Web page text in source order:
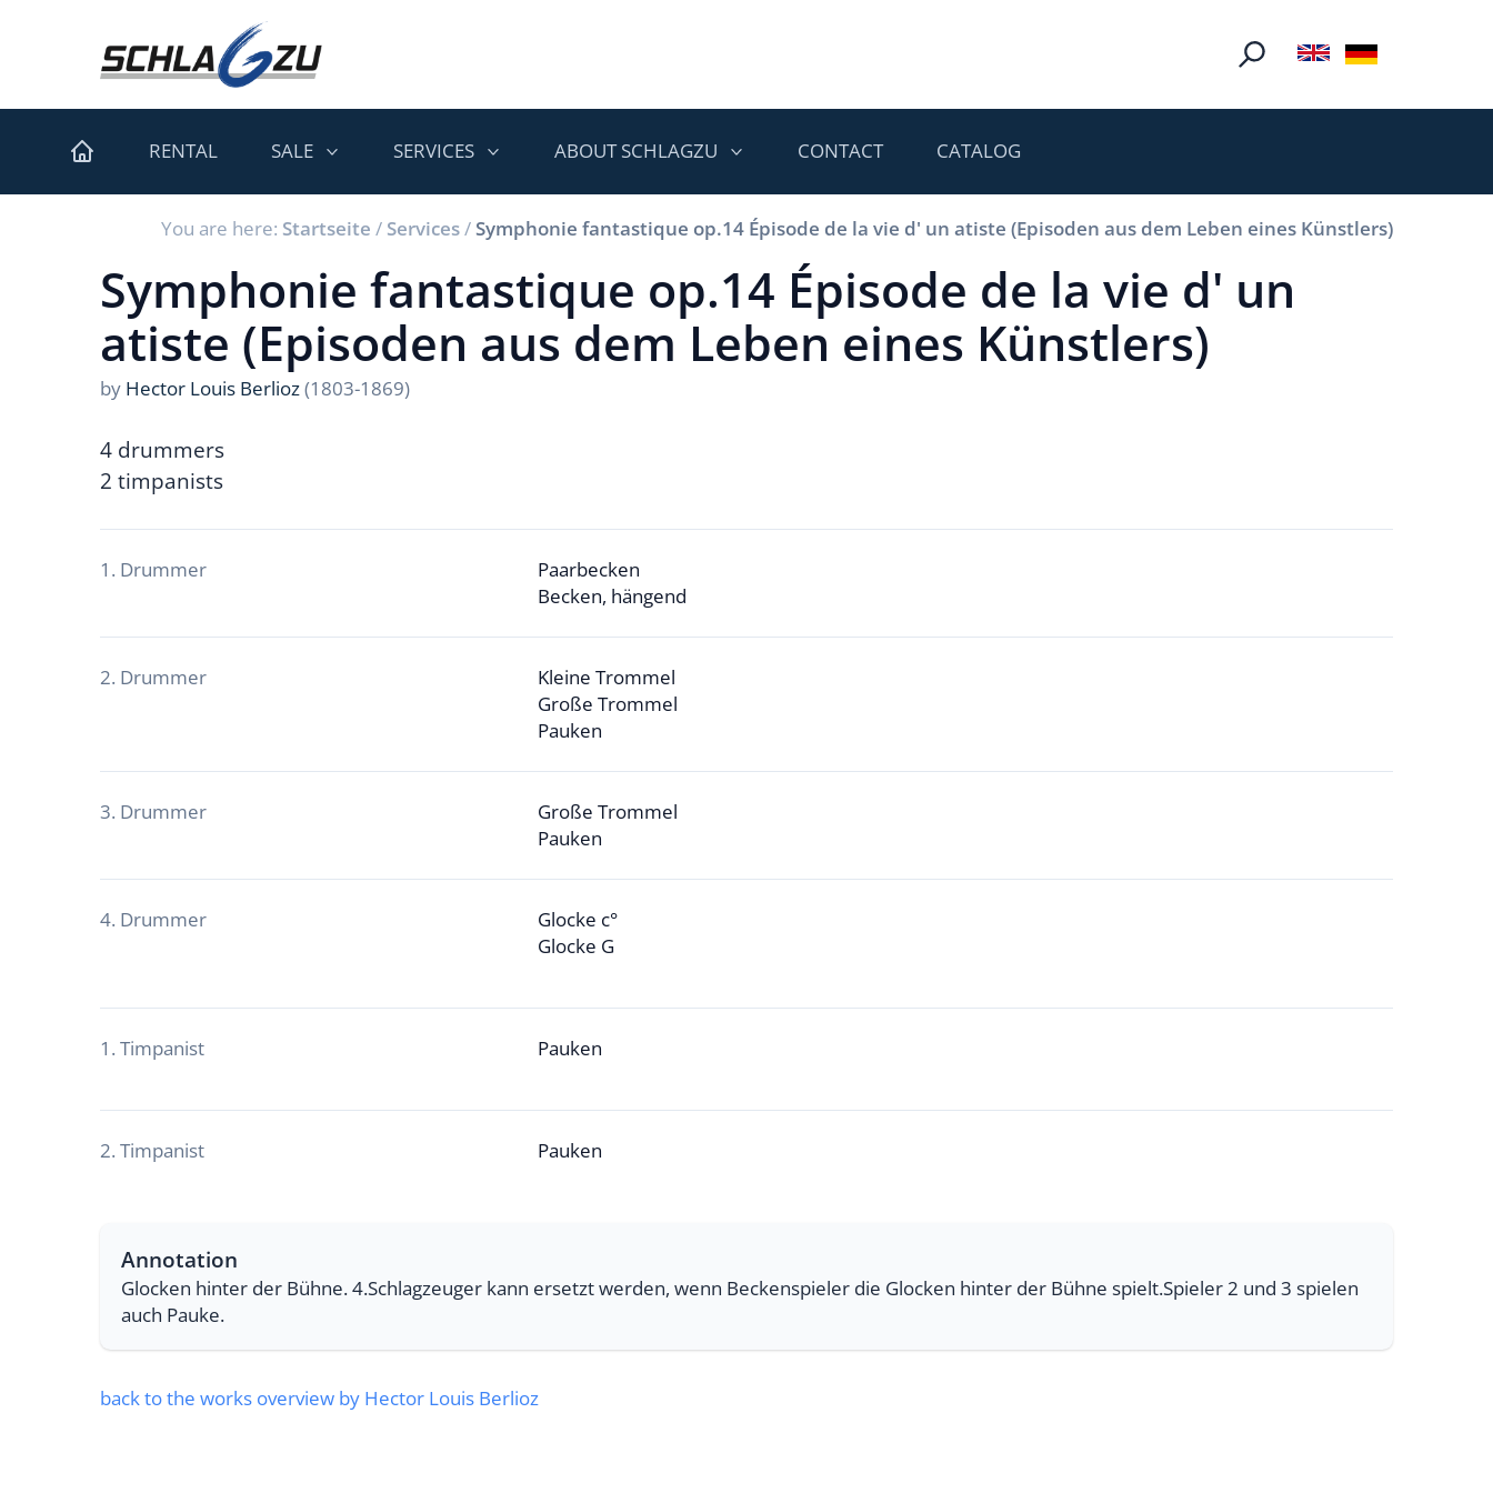
RENTAL SALE SERVICES ABOUT SCHLAGZU CONTACT CATALOG
You are here: Startseite / Services/Symphonie fantastique op.14 Épisode de la vie d' un atiste (Episoden aus dem Leben eines Künstlers)
Symphonie fantastique op.14 Épisode de la vie d' un
atiste (Episoden aus dem Leben eines Künstlers)
by Hector Louis Berlioz(1803-1869)
4 drummers
2 timpanists
1. Drummer
Paarbecken
Becken, hängend
2. Drummer
Kleine Trommel
Große Trommel
Pauken
3. Drummer
Große Trommel
Pauken
4. Drummer
Glocke c°
Glocke G
1. Timpanist Pauken
2. Timpanist Pauken
Annotation
Glocken hinter der Bühne. 4.Schlagzeuger kann ersetzt werden, wenn Beckenspieler die Glocken hinter der Bühne spielt.Spieler 2 und 3 spielen
auch Pauke.
back to the works overview by Hector Louis Berlioz